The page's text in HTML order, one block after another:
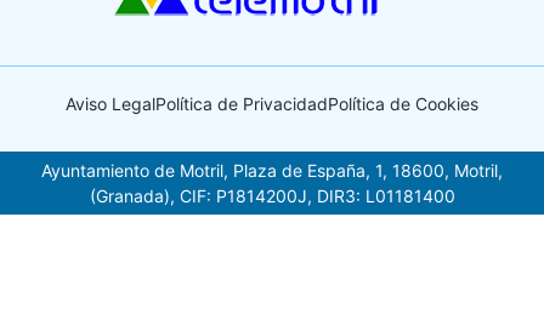
Aviso LegalPolítica de PrivacidadPolítica de Cookies
Ayuntamiento de Motril, Plaza de España, 1, 18600, Motril,
(Granada), CIF: P1814200J, DIR3: L01181400